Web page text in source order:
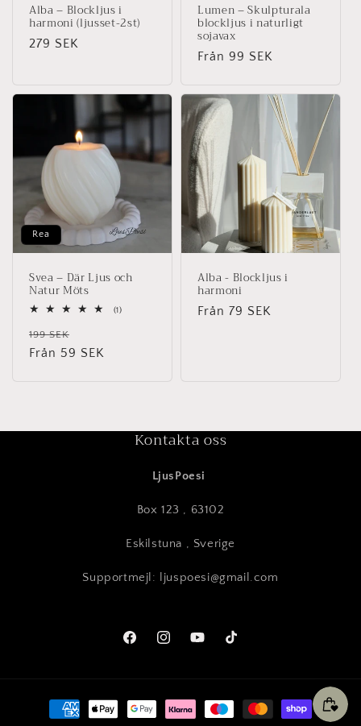
Alba – Blockljus i
harmoni (ljusset-2st)
Ordinarie
279 SEK
Lumen – Skulpturala
blockljus i naturligt
sojavax
Ordinarie
Från 99 SEK
Rea
Svea – Där Ljus och
Natur Möts
(1)1
Ordinarie
pris
199 SEK
Från 59 SEK
Alba - Blockljus i
harmoni
Ordinarie
Från 79 SEK
Kontakta oss
LjusPoesi
Box 123 , 63102
Eskilstuna , Sverige
Supportmejl: ljuspoesi@gmail.com
FacebookInstagramYouTubeTikTok
Betalningsmetoder